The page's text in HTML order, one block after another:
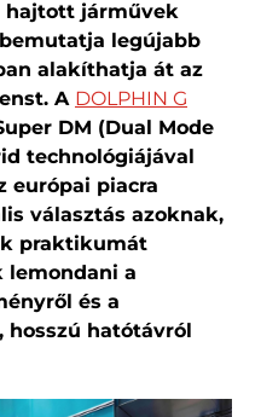
hajtott járművek
legújabb
alakíthatja át az
A DOLPHIN G
DM (Dual Mode
technológiájával
európai piacra
választás azoknak,
praktikumát
lemondani a
és a
hosszú hatótávról